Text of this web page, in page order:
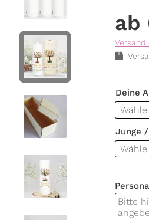
Versand
Deine
Junge